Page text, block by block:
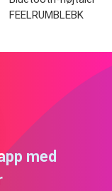
FEELRUMBLEBK
med